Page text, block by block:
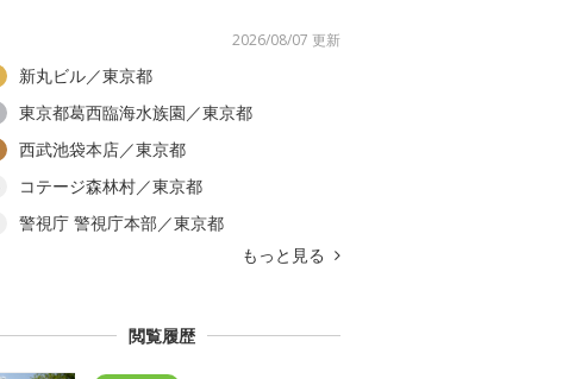
2026/08/07 更新
新丸ビル／東京都
東京都葛西臨海水族園／東京都
西武池袋本店／東京都
コテージ森林村／東京都
警視庁 警視庁本部／東京都
もっと見る
閲覧履歴